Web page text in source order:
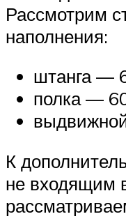
Рассмотрим
наполнения:
штанга —
полка —
К
не входящим